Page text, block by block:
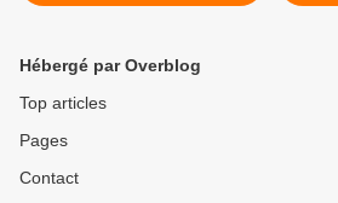
RIMLINGER
Hébergé par Overblog
Top articles
Pages
Contact